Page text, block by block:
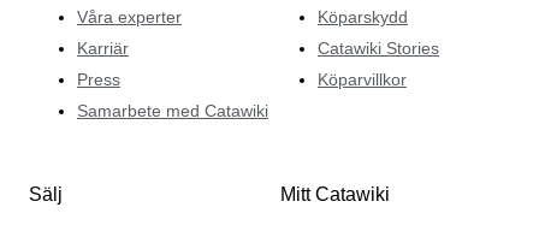
Våra experter
Karriär
Press
Samarbete med Catawiki
Köparskydd
Catawiki Stories
Köparvillkor
Sälj Mitt Catawiki